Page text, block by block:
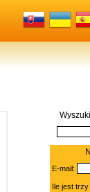
E-mail:
Ile jest trzy